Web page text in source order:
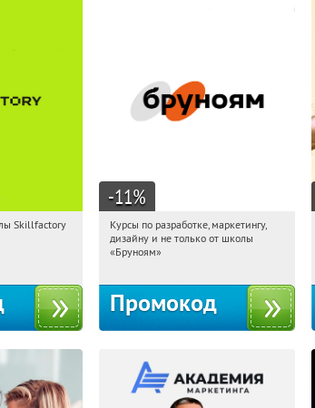
первым!
Skillfactory
-11%
09:53:10
Получи первым!
Россия
Курсы по разработке, маркетингу,
дизайну и не только от школы
«Бруноям»
Промокод